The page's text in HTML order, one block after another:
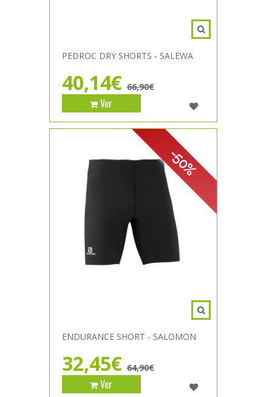
PEDROC DRY SHORTS - SALEWA
40,14€ 66,90€
Ver
-50%
ENDURANCE SHORT - SALOMON
32,45€ 64,90€
Ver